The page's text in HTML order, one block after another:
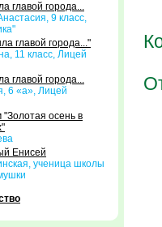
главой города...
9 класс,
главой города..."
11 класс, Лицей
главой города...
6 «а», Лицей
осень в
Енисей
ученица школы